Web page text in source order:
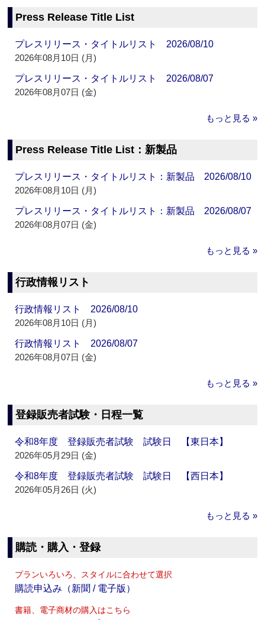
Press Release Title List
プレスリリース・タイトルリスト 2026/08/10
2026年08月10日 (月)
プレスリリース・タイトルリスト 2026/08/07
2026年08月07日 (金)
もっと見る »
Press Release Title List：新製品
プレスリリース・タイトルリスト：新製品 2026/08/10
2026年08月10日 (月)
プレスリリース・タイトルリスト：新製品 2026/08/07
2026年08月07日 (金)
もっと見る »
行政情報リスト
行政情報リスト 2026/08/10
2026年08月10日 (月)
行政情報リスト 2026/08/07
2026年08月07日 (金)
もっと見る »
登録販売者試験・日程一覧
令和8年度 登録販売者試験 試験日 【東日本】
2026年05月29日 (金)
令和8年度 登録販売者試験 試験日 【西日本】
2026年05月26日 (火)
もっと見る »
購読・購入・登録
プランいろいろ、スタイルに合わせて選択
購読申込み（新聞 / 電子版）
書籍、電子商材の購入はこちら